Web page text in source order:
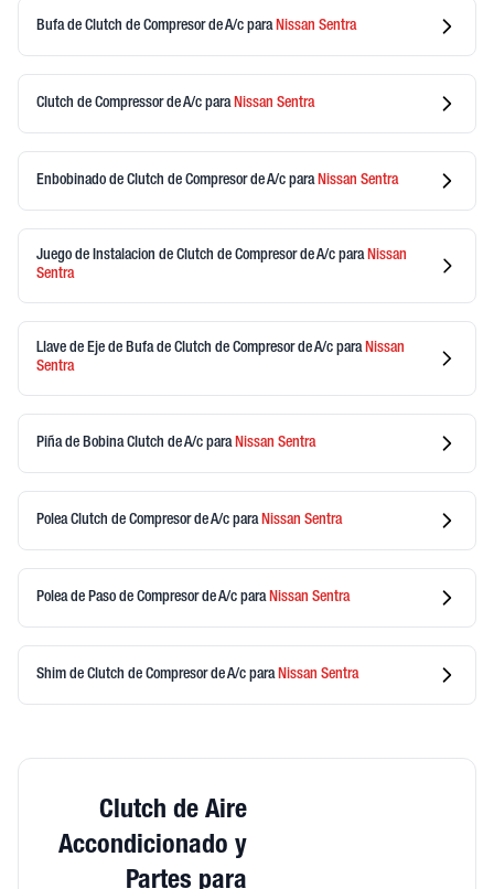
Bufa de Clutch de Compresor de A/c para Nissan Sentra
Clutch de Compressor de A/c para Nissan Sentra
Enbobinado de Clutch de Compresor de A/c para Nissan Sentra
Juego de Instalacion de Clutch de Compresor de A/c paraNissan
Sentra
Llave de Eje de Bufa de Clutch de Compresor de A/c paraNissan
Sentra
Piña de Bobina Clutch de A/c para Nissan Sentra
Polea Clutch de Compresor de A/c para Nissan Sentra
Polea de Paso de Compresor de A/c para Nissan Sentra
Shim de Clutch de Compresor de A/c para Nissan Sentra
Clutch de Aire
Accondicionado y
Partes para